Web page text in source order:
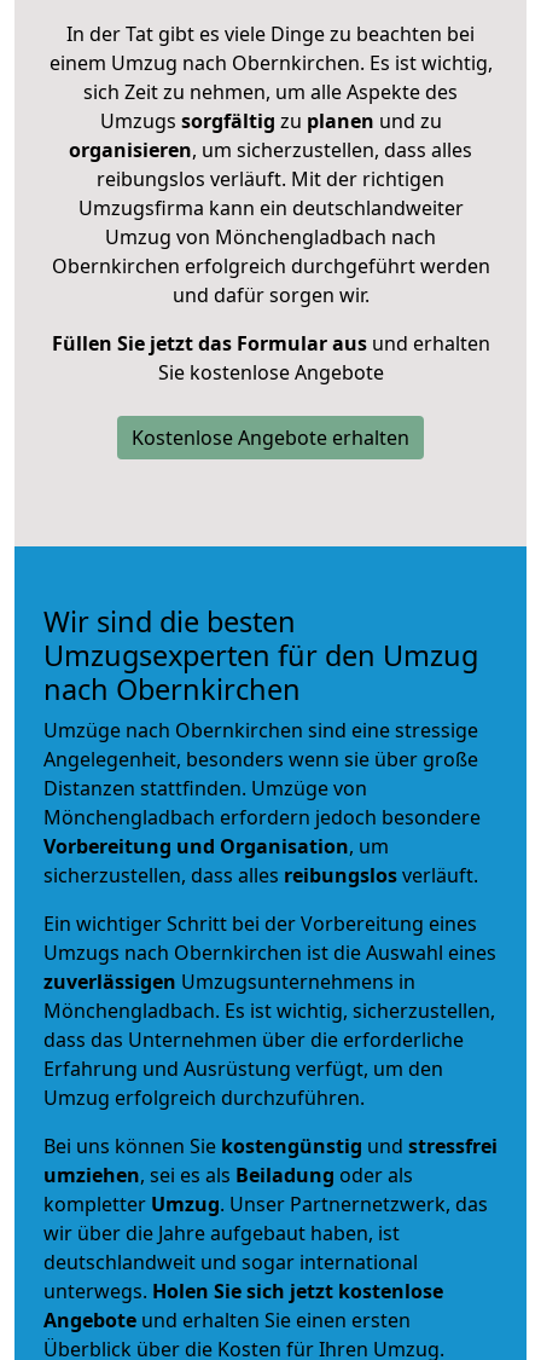
In der Tat gibt es viele Dinge zu beachten bei
einem Umzug nach Obernkirchen. Es ist wichtig,
sich Zeit zu nehmen, um alle Aspekte des
Umzugs sorgfältig zu planen und zu
organisieren, um sicherzustellen, dass alles
reibungslos verläuft. Mit der richtigen
Umzugsfirma kann ein deutschlandweiter
Umzug von Mönchengladbach nach
Obernkirchen erfolgreich durchgeführt werden
und dafür sorgen wir.
Füllen Sie jetzt das Formular ausund erhalten
Sie kostenlose Angebote
Kostenlose Angebote erhalten
Wir sind die besten
Umzugsexperten für den Umzug
nach Obernkirchen
Umzüge nach Obernkirchen sind eine stressige
Angelegenheit, besonders wenn sie über große
Distanzen stattfinden. Umzüge von
Mönchengladbach erfordern jedoch besondere
Vorbereitung und Organisation, um
sicherzustellen, dass alles reibungslosverläuft.
Ein wichtiger Schritt bei der Vorbereitung eines
Umzugs nach Obernkirchen ist die Auswahl eines
zuverlässigen Umzugsunternehmens in
Mönchengladbach. Es ist wichtig, sicherzustellen,
dass das Unternehmen über die erforderliche
Erfahrung und Ausrüstung verfügt, um den
Umzug erfolgreich durchzuführen.
Bei uns können Sie kostengünstig und stressfrei
umziehen, sei es als Beiladung oder als
kompletter Umzug. Unser Partnernetzwerk, das
wir über die Jahre aufgebaut haben, ist
deutschlandweit und sogar international
unterwegs. Holen Sie sich jetzt kostenlose
Angebote und erhalten Sie einen ersten
Überblick über die Kosten für Ihren Umzug.